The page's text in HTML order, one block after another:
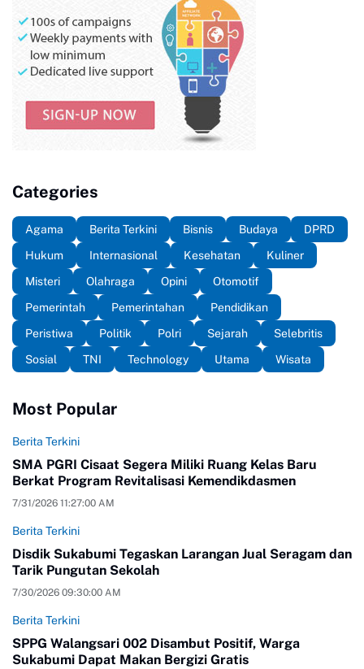
Categories
Agama Berita Terkini Bisnis Budaya
DPRD
Hukum
Internasional Kesehatan
Kuliner
Misteri
Olahraga Opini
Otomotif
Pemerintah
Pemerintahan
Pendidikan
Peristiwa
Politik Polri Sejarah
Selebritis
Sosial
TNI Technology Utama Wisata
Most Popular
Berita Terkini
SMA PGRI Cisaat Segera Miliki Ruang Kelas Baru
Berkat Program Revitalisasi Kemendikdasmen
7/31/2026 11:27:00 AM
Berita Terkini
Disdik Sukabumi Tegaskan Larangan Jual Seragam dan
Tarik Pungutan Sekolah
7/30/2026 09:30:00 AM
Berita Terkini
SPPG Walangsari 002 Disambut Positif, Warga
Sukabumi Dapat Makan Bergizi Gratis